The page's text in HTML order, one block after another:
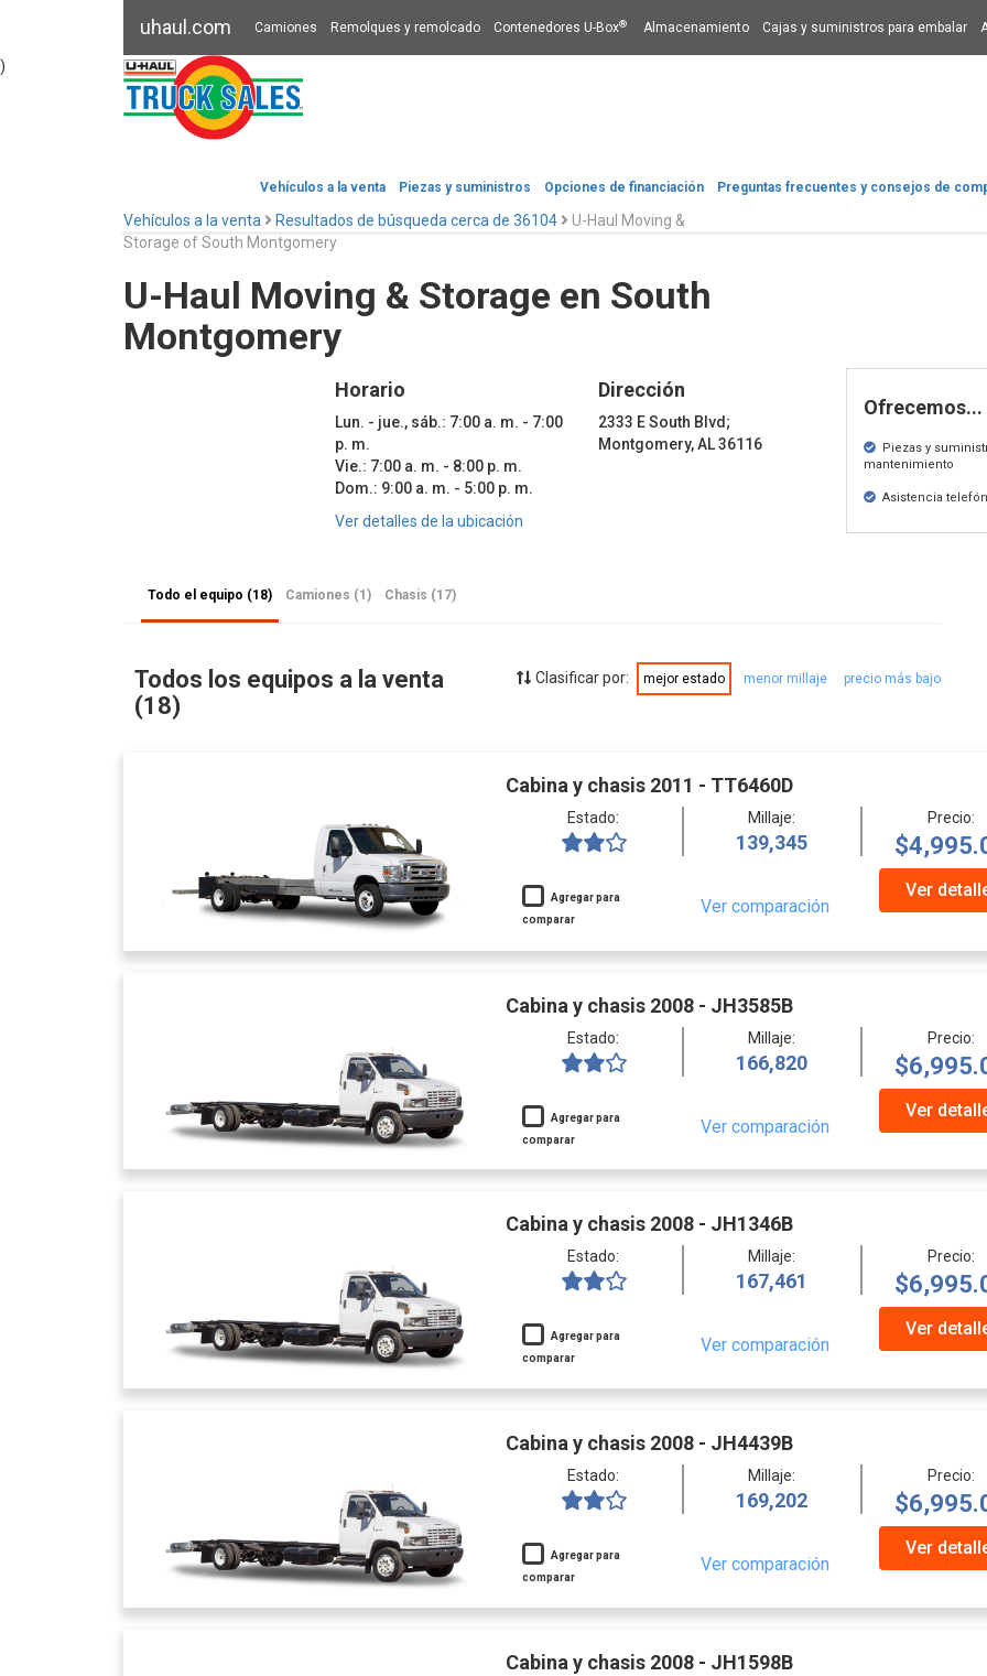
uhaul.com Camiones Remolques y remolcado Contenedores U-Box® Almacenamiento Cajas y suministros para embalar
Vehículos a la venta Piezas y suministros Opciones de financiación​​​​​​​ Preguntas frecuentes y consejos de
)
Vehículos a la venta Resultados de búsqueda cerca de 36104
U-Haul Moving &
Storage of South Montgomery
U-Haul Moving & Storage en South
Montgomery
Horario
Lun. - jue., sáb.: 7:00 a. m. - 7:00
p. m.
Vie.: 7:00 a. m. - 8:00 p. m.
Dom.: 9:00 a. m. - 5:00 p. m.
Dirección
2333 E South Blvd;
Montgomery, AL 36116
Ver detalles de la ubicación
Ofrecemos...
Piezas y
mantenimiento
Asistencia
Todo el equipo (18) Camiones (1) Chasis (17)
Todos los equipos a la venta
(18)
Clasificar por: mejor estado menor millaje precio más bajo
Cabina y chasis 2011 - TT6460D
Estado: Millaje:
139,345
Precio:
Agregar para
comparar
Ver comparación
Ver
Cabina y chasis 2008 - JH3585B
Estado: Millaje:
166,820
Precio:
Agregar para
comparar
Ver comparación
Ver
Cabina y chasis 2008 - JH1346B
Estado: Millaje:
167,461
Precio:
Agregar para
comparar
Ver comparación
Ver
Cabina y chasis 2008 - JH4439B
Estado: Millaje:
169,202
Precio:
Agregar para
comparar
Ver comparación
Ver
Cabina y chasis 2008 - JH1598B